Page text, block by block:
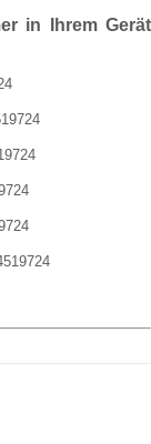
in Ihrem Gerät